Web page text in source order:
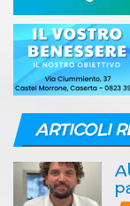
ARTICOLI